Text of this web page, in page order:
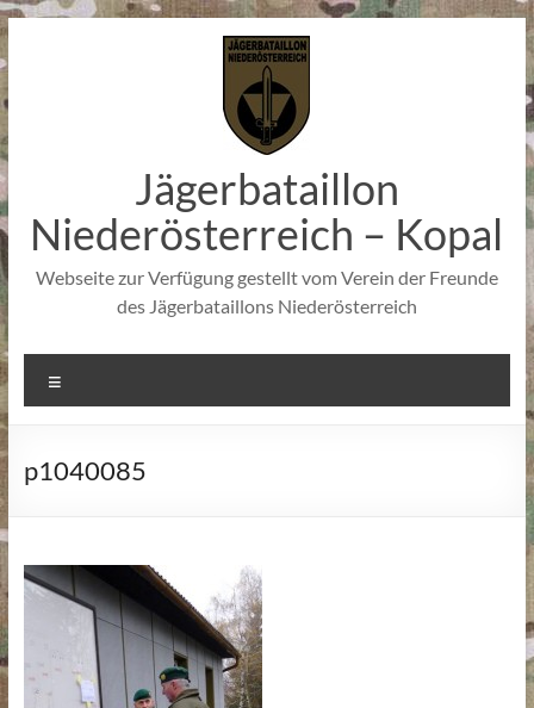
Zum
springen
Jägerbataillon
Niederösterreich – Kopal
Webseite zur Verfügung gestellt vom Verein der Freunde
des Jägerbataillons Niederösterreich
p1040085